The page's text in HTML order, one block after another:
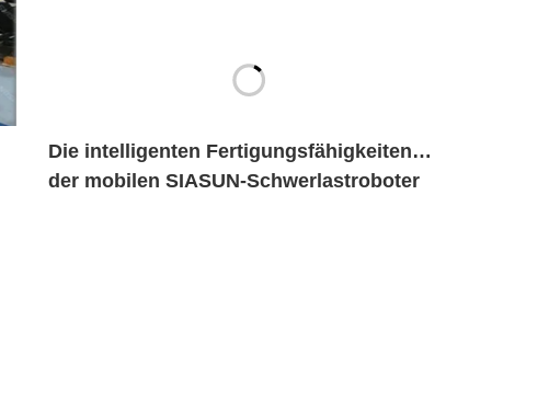
Die intelligenten Fertigungsfähigkeiten
der mobilen SIASUN-Schwerlastroboter